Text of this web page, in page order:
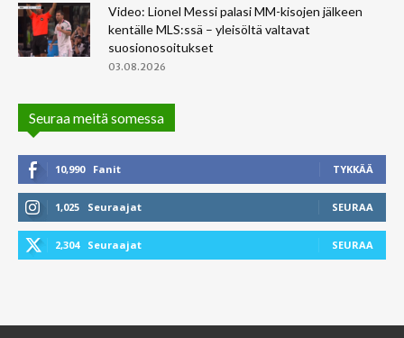
Video: Lionel Messi palasi MM-kisojen jälkeen
kentälle MLS:ssä – yleisöltä valtavat
suosionosoitukset
03.08.2026
Seuraa meitä somessa
10,990 Fanit TYKKÄÄ
1,025 Seuraajat SEURAA
2,304 Seuraajat SEURAA